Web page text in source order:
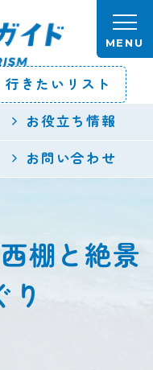
島
イ
児
論
観
行きたいリスト
お役立ち情報
お問い合わせ
MENU
棚と絶景
り